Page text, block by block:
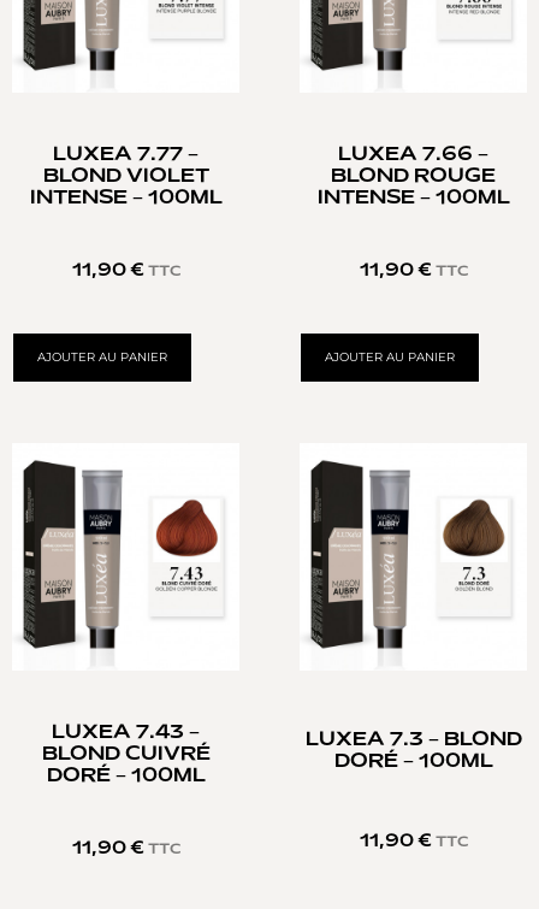
LUXEA 7.77 –
BLOND VIOLET
INTENSE – 100ML
11,90 € TTC
AJOUTER AU PANIER
LUXEA 7.66 –
BLOND ROUGE
INTENSE – 100ML
11,90 € TTC
AJOUTER AU PANIER
LUXEA 7.43 –
BLOND CUIVRÉ
DORÉ – 100ML
11,90 € TTC
LUXEA 7.3 – BLOND
DORÉ – 100ML
11,90 € TTC